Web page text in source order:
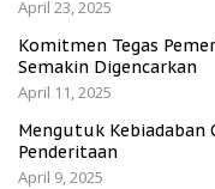
April 23, 2025
Komitmen Tegas
Semakin Digencarkan
April 11, 2025
Mengutuk Kebiadaban
Penderitaan
April 9, 2025